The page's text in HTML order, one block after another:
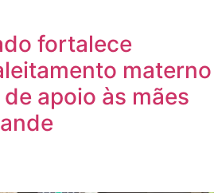
fortalece
materno
apoio às mães